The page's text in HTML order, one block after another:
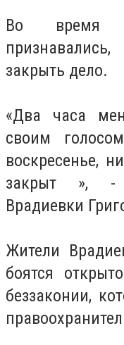
Во время
закрыть дело.
«Два часа
своим
воскресенье,
закрыт », -
Врадиевки
Жители
боятся
беззаконии,